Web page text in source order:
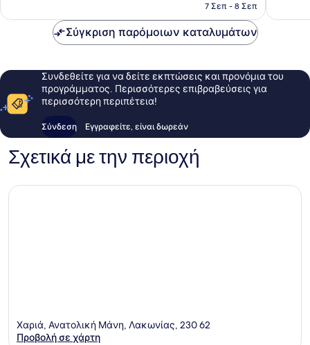
είναι
7 Σεπ - 8 Σεπ
Σύγκριση παρόμοιων καταλυμάτων
Συνδεθείτε για να δείτε εκπτώσεις και προνόμια του
προγράμματος. Περισσότερες επιβραβεύσεις για
περισσότερη περιπέτεια!
Σύνδεση Εγγραφείτε, είναι δωρεάν
Σχετικά με την περιοχή
Χαριά, Ανατολική Μάνη, Λακωνίας, 230 62
Προβολή σε χάρτη